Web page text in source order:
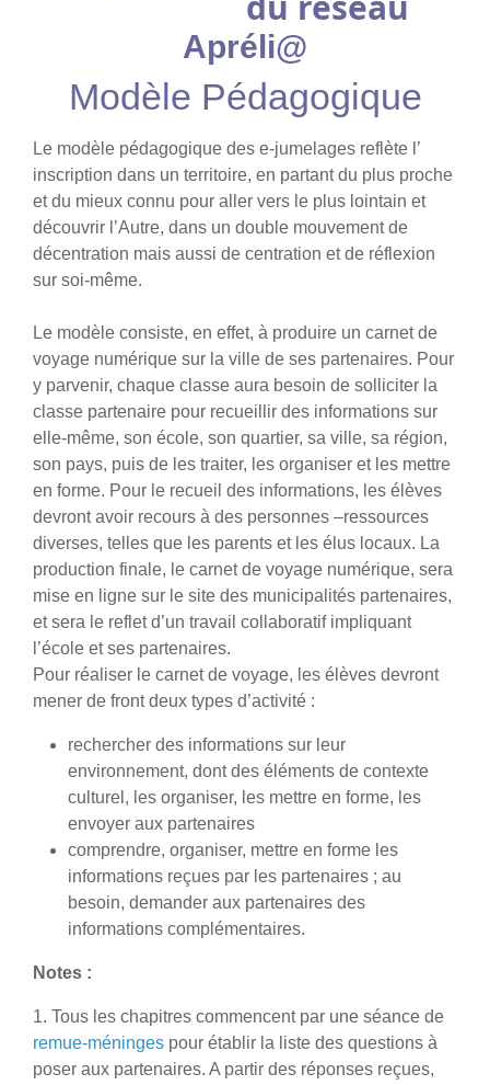
Apréli@
Modèle Pédagogique
Le modèle pédagogique des e-jumelages reflète l’
inscription dans un territoire, en partant du plus proche
et du mieux connu pour aller vers le plus lointain et
découvrir l’Autre, dans un double mouvement de
décentration mais aussi de centration et de réflexion
sur soi-même.
Le modèle consiste, en effet, à produire un carnet de
voyage numérique sur la ville de ses partenaires. Pour
y parvenir, chaque classe aura besoin de solliciter la
classe partenaire pour recueillir des informations sur
elle-même, son école, son quartier, sa ville, sa région,
son pays, puis de les traiter, les organiser et les mettre
en forme. Pour le recueil des informations, les élèves
devront avoir recours à des personnes –ressources
diverses, telles que les parents et les élus locaux. La
production finale, le carnet de voyage numérique, sera
mise en ligne sur le site des municipalités partenaires,
et sera le reflet d’un travail collaboratif impliquant
l’école et ses partenaires.
Pour réaliser le carnet de voyage, les élèves devront
mener de front deux types d’activité :
rechercher des informations sur leur
environnement, dont des éléments de contexte
culturel, les organiser, les mettre en forme, les
envoyer aux partenaires
comprendre, organiser, mettre en forme les
informations reçues par les partenaires ; au
besoin, demander aux partenaires des
informations complémentaires.
Notes :
1. Tous les chapitres commencent par une séance de
remue-méninges pour établir la liste des questions à
poser aux partenaires. A partir des réponses reçues,